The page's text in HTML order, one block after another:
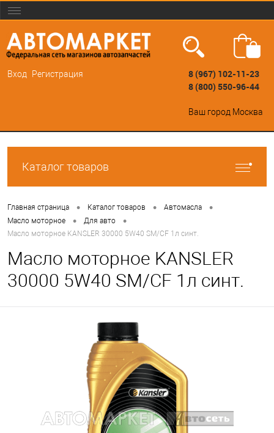
Вход Регистрация
8 (967) 102-11-23
8 (800) 550-96-44
Ваш город Москва
Каталог товаров
Главная страница • Каталог товаров • Автомасла •
Масло моторное • Для авто •
Масло моторное KANSLER 30000 5W40 SM/CF 1л синт.
Масло моторное KANSLER
30000 5W40 SM/CF 1л синт.